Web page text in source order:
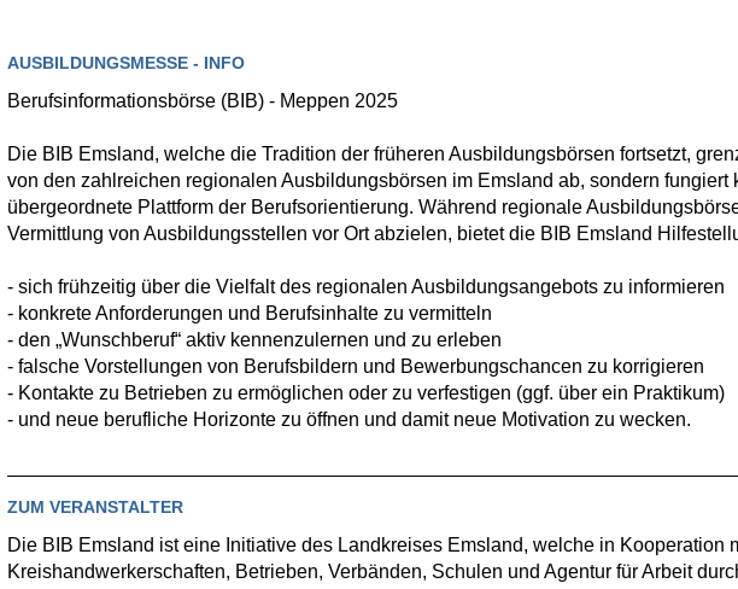
AUSBILDUNGSMESSE - INFO
Berufsinformationsbörse (BIB) - Meppen 2025
Die BIB Emsland, welche die Tradition der früheren Ausbildungsbörsen fortsetzt,
von den zahlreichen regionalen Ausbildungsbörsen im Emsland ab, sondern fungiert
übergeordnete Plattform der Berufsorientierung. Während regionale
Vermittlung von Ausbildungsstellen vor Ort abzielen, bietet die BIB Emsland
- sich frühzeitig über die Vielfalt des regionalen Ausbildungsangebots zu informieren
- konkrete Anforderungen und Berufsinhalte zu vermitteln
- den „Wunschberuf“ aktiv kennenzulernen und zu erleben
- falsche Vorstellungen von Berufsbildern und Bewerbungschancen zu korrigieren
- Kontakte zu Betrieben zu ermöglichen oder zu verfestigen (ggf. über ein Praktikum)
- und neue berufliche Horizonte zu öffnen und damit neue Motivation zu wecken.
ZUM VERANSTALTER
Die BIB Emsland ist eine Initiative des Landkreises Emsland, welche in Kooperation
Kreishandwerkerschaften, Betrieben, Verbänden, Schulen und Agentur für Arbeit